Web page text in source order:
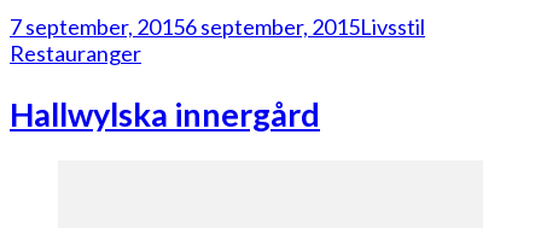
7 september, 20156 september, 2015Livsstil
Restauranger
Hallwylska innergård